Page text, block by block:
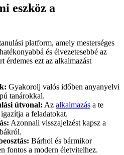
eszköz a
platform, amely mesterséges
és élvezetesebbé az
érdemes ezt az alkalmazást
Gyakorolj valós időben anyanyelvi
tanárokkal.
útvonal: Az alkalmazás a te
a feladatokat.
Azonnali visszajelzést kapsz a
Bárhol és bármikor
fontos a modern életvitelhez.